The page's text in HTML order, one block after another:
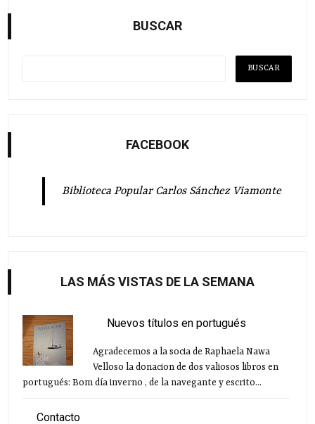
BUSCAR
FACEBOOK
Biblioteca Popular Carlos Sánchez Viamonte
LAS MÁS VISTAS DE LA SEMANA
Nuevos títulos en portugués
Agradecemos a la socia de Raphaela Nawa
Velloso la donacion de dos valiosos libros en
portugués: Bom día inverno , de la navegante y escrito...
Contacto